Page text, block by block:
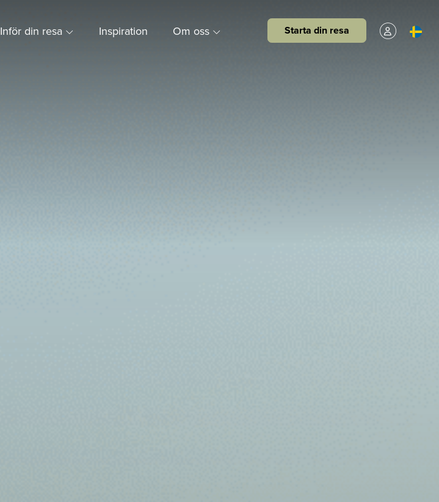
Inför din resa Inspiration Om oss Starta din resa